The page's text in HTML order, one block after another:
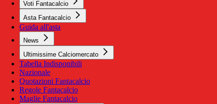
Voti Fantacalcio
Asta Fantacalcio
Guida all'asta
News
Ultimissime Calciomercato
Tabella Indisponibili
Nazionale
Quotazioni Fantacalcio
Regole Fantacalcio
Maglie Fantacalcio